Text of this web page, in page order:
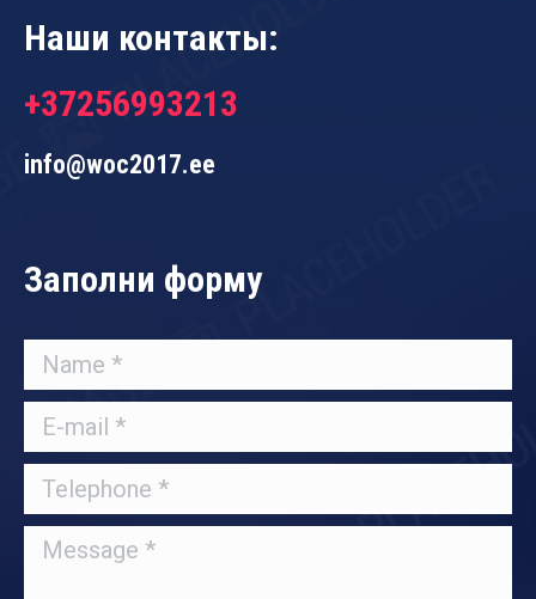
Наши контакты:
+37256993213
info@woc2017.ee
Заполни форму
Name *
E-mail *
Telephone *
Message *